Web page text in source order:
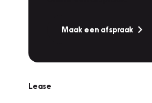
Maak een afspraak
Lease